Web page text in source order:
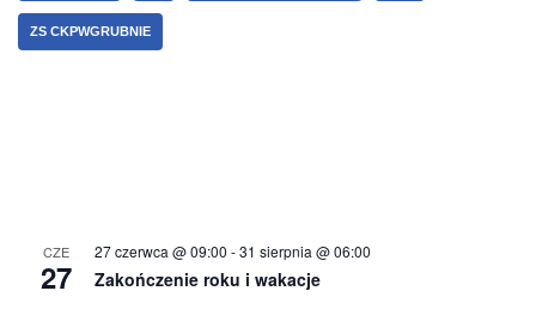
ZS CKPWGRUBNIE
CZE
27
27 czerwca @ 09:00 -31 sierpnia @ 06:00
Zakończenie roku i wakacje